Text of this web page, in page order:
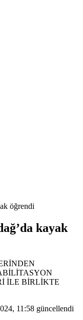
öğrendi
kayak
İLE BİRLİKTE
11:58 güncellendi